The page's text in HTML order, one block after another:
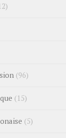
(96)
(15)
(5)